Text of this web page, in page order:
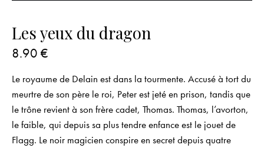
Les yeux du dragon
8.90 €
Le royaume de Delain est dans la tourmente. Accusé à tort du
meurtre de son père le roi, Peter est jeté en prison, tandis que
le trône revient à son frère cadet, Thomas. Thomas, l’avorton,
le faible, qui depuis sa plus tendre enfance est le jouet de
Flagg. Le noir magicien conspire en secret depuis quatre